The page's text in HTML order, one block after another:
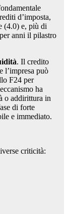
d’imposta,
(4.0) e, più di
anni il pilastro
. Il credito
l’impresa può
F24 per
ha
o addirittura in
di forte
e immediato.
criticità: